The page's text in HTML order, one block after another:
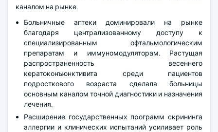
каналом на рынке.
Больничные аптеки доминировали на рынке
благодаря централизованному доступу к
специализированным офтальмологическим
препаратам и иммуномодуляторам. Растущая
распространенность весеннего
кератоконъюнктивита среди пациентов
подросткового возраста сделала больницы
основным каналом точной диагностики и назначения
лечения.
Расширение государственных программ скрининга
аллергии и клинических испытаний усиливает роль